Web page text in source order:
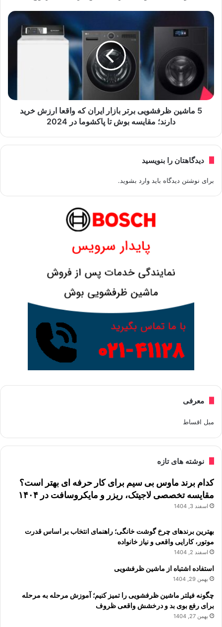
5 ماشین ظرفشویی برتر بازار ایران که واقعا ارزش خرید
دارند؛ مقایسه بوش تا پاکشوما در 2024
دیدگاهتان را بنویسید
برای نوشتن دیدگاه باید وارد بشوید.
معرفی
مبل اقساط
نوشته های تازه
کدام برند ماوس بی سیم برای کار حرفه ای بهتر است؟
مقایسه تخصصی لاجیتک، ریزر و مایکروسافت در ۱۴۰۴
اسفند 3, 1404
بهترین برندهای چرخ گوشت خانگی؛ راهنمای انتخاب بر اساس قدرت
موتور، کارایی واقعی و نیاز خانواده
اسفند 2, 1404
استفاده اشتباه از ماشین ظرفشویی
بهمن 29, 1404
چگونه فیلتر ماشین ظرفشویی را تمیز کنیم؛ آموزش مرحله به مرحله
برای رفع بوی بد و درخشش واقعی ظروف
بهمن 27, 1404